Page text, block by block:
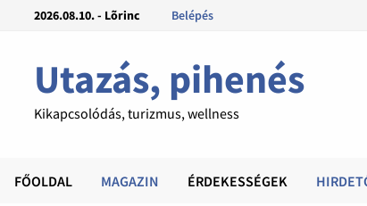
2026.08.10. - Lõrinc Belépés
Utazás, pihenés
Kikapcsolódás, turizmus, wellness
FŐOLDAL MAGAZIN ÉRDEKESSÉGEK